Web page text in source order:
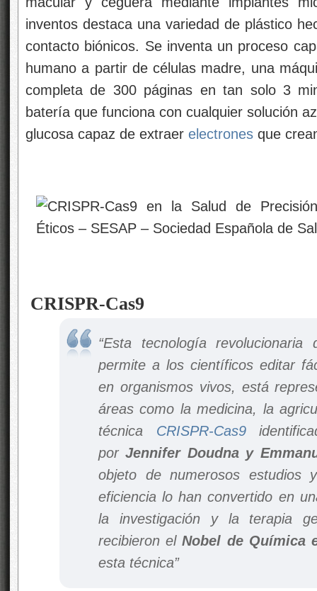
inventos destaca una variedad de plástico
contacto biónicos. Se inventa un proceso
humano a partir de células madre, una
completa de 300 páginas en tan solo 3
batería que funciona con cualquier solución
glucosa capaz de extraer electrones que
CRISPR-Cas9
“Esta tecnología
permite a los científicos editar
en organismos vivos, está
áreas como la medicina, la
técnica CRISPR-Cas9
porJennifer Doudna y
objeto de numerosos estudios
eficiencia lo han convertido en
la investigación y la terapia
recibieron elNobel de Química
esta técnica”